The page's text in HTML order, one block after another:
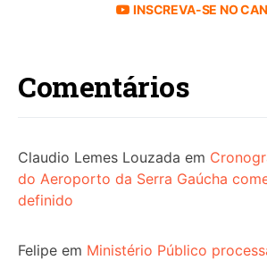
INSCREVA-SE NO
Comentários
Claudio Lemes Louzada em
do Aeroporto da Serra Gaúcha
definido
Felipe em Ministério Público